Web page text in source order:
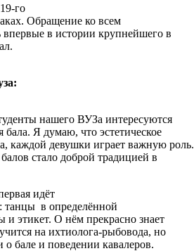
го
Обращение ко всем
впервые в истории крупнейшего в
нашего ВУЗа интересуются
Я думаю, что эстетическое
каждой девушки играет важную роль.
стало доброй традицией в
идёт
танцы в определённой
и этикет. О нём прекрасно знает
на ихтиолога-рыбовода, но
бале и поведении кавалеров.